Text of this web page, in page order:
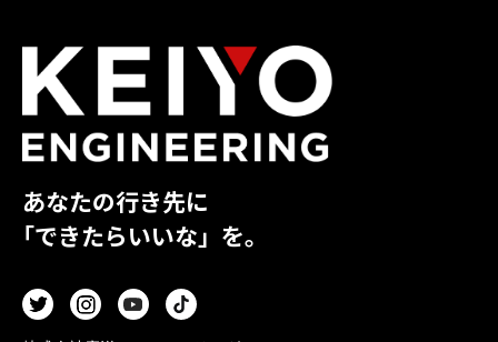
あなたの行き先に
「できたらいいな」を。